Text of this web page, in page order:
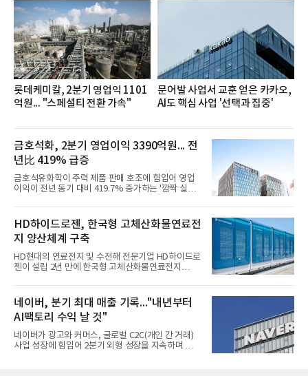
쳐 진행됐다.참고로 새로이(e)는 NH농협캐피탈 MZ
세대들로(과장~계장) 구성된 자율 참여조직으로, 조
직문화 혁신과 업무 효율성 향상을 위한 다양한 활동
을 추진하며,새로운 변화와 이로운 영향력을 조직전
반에 전파하는 역할
롯데케미칼, 2분기 영업익 1101
억원... "스페셜티 전환 가속"
문어발 사업서 교훈 얻은 카카오,
AI도 핵심 사업 '선택과 집중'
금호석화, 2분기 영업이익 3390억원... 전
년比 419% 급증
금호석유화학이 주력 제품 판매 호조에 힘입어 영업
이익이 전년 동기 대비 419.7% 증가하는 '깜짝 실
업이익이 3390억원으로 지난해 동기보다 419.7% 증
가한 것으로 잠정 집계됐다고 7일 공시했다.매출은 2
조2682억원으로 지난해 동기 대비 27.9% 증가했다.
순이익은 3004억원으로 420.4% 늘었다.이번 호실적
은 주력 제품인 NB라텍스와 합성수지 판매 호조가 견
인한 것으로 풀이된다. 미국의 중국산 의료용 고무장
갑 관세 인상 이후 동남아 장갑업체의 가동률이 높아
성이 개선됐다.금호석유
HD하이드로젠, 한국형 고체산화물연료전
지 양산체계 구축
HD현대의 연료전지 및 수전해 전문기업 HD하이드로
젠이 설립 2년 만에 한국형 고체산화물연료전지
본격적인 시장 공략에 나선다.HD하이드로젠은 최근
한국전기안전공사(KESCO)로부터 SOFC 발전설비
‘HD250’과 ‘HD300’, 제조시설에 대한 사용전검사를
완료하고 제품 양산체계 구축했다고 밝혔다.HD250
과 HD300은 각각 249kW급과 285kW급의 중소형 발
전용 SOFC 제품이다. 이번 검사를 통해 HD하이드로
젠은 제품과 제조시설의 전기설비 안전성과 적합성을
네이버, 분기 최대 매출 기록..."내년부터
AI팩토리 수익 날 것"
네이버가 광고와 커머스, 글로벌 C2C(개인 간 거래)
사업 성장에 힘입어 2분기 외형 성장을 지속하며 역대